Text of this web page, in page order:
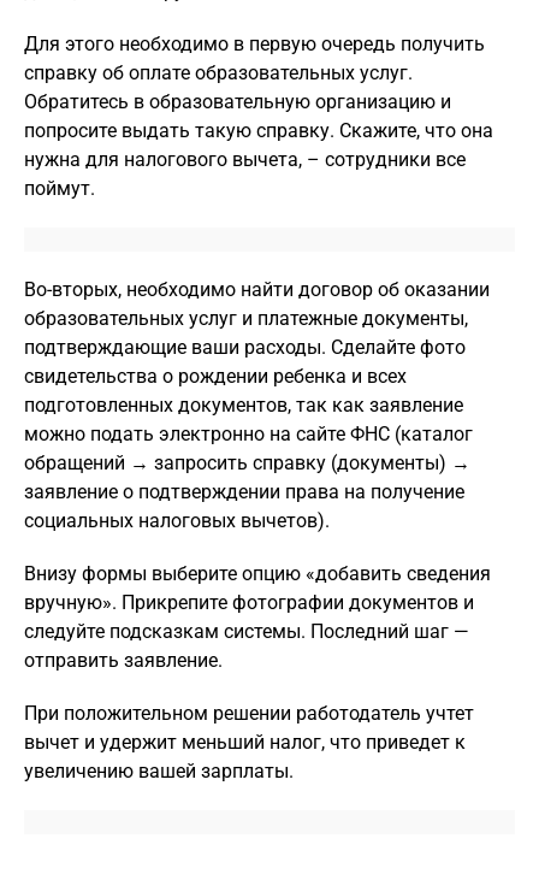
Для этого необходимо в первую очередь получить
справку об оплате образовательных услуг.
Обратитесь в образовательную организацию и
попросите выдать такую справку. Скажите, что она
нужна для налогового вычета, – сотрудники все
поймут.
Во-вторых, необходимо найти договор об оказании
образовательных услуг и платежные документы,
подтверждающие ваши расходы. Сделайте фото
свидетельства о рождении ребенка и всех
подготовленных документов, так как заявление
можно подать электронно на сайте ФНС (каталог
обращений → запросить справку (документы) →
заявление о подтверждении права на получение
социальных налоговых вычетов).
Внизу формы выберите опцию «добавить сведения
вручную». Прикрепите фотографии документов и
следуйте подсказкам системы. Последний шаг —
отправить заявление.
При положительном решении работодатель учтет
вычет и удержит меньший налог, что приведет к
увеличению вашей зарплаты.